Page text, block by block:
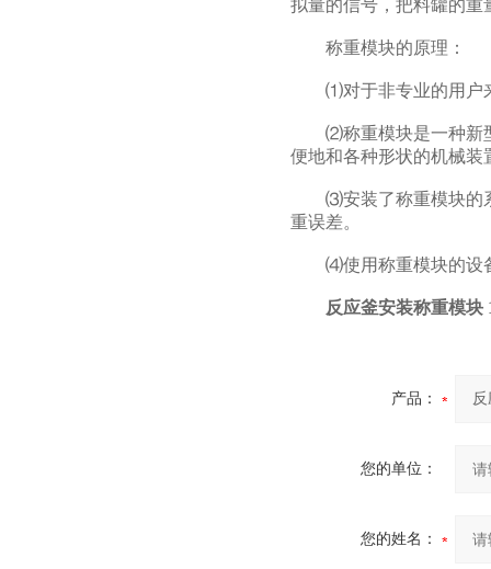
拟量的信号，把料罐的重
称重模块的原理：
⑴对于非专业的用户来
⑵称重模块是一种新型
便地和各种形状的机械装
⑶安装了称重模块的系
重误差。
⑷使用称重模块的设备
反应釜安装称重模块
产品：
您的单位：
您的姓名：